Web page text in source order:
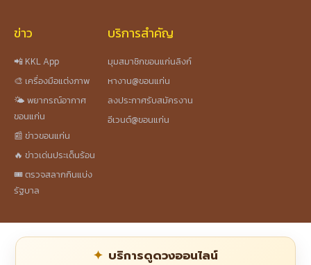
ข่าว
📲 KKL App
🎨 เครื่องมือแต่งภาพ
🌤️ พยากรณ์อากาศ
ขอนแก่น
📰 ข่าวขอนแก่น
🔥 ข่าวเด่นประเด็นร้อน
🎟️ ตรวจสลากกินแบ่ง
รัฐบาล
บริการสำคัญ
มุมสมาชิกขอนแก่นลิงก์
หางาน@ขอนแก่น
ลงประกาศรับสมัครงาน
อีเวนต์@ขอนแก่น
บริการดูดวงออนไลน์